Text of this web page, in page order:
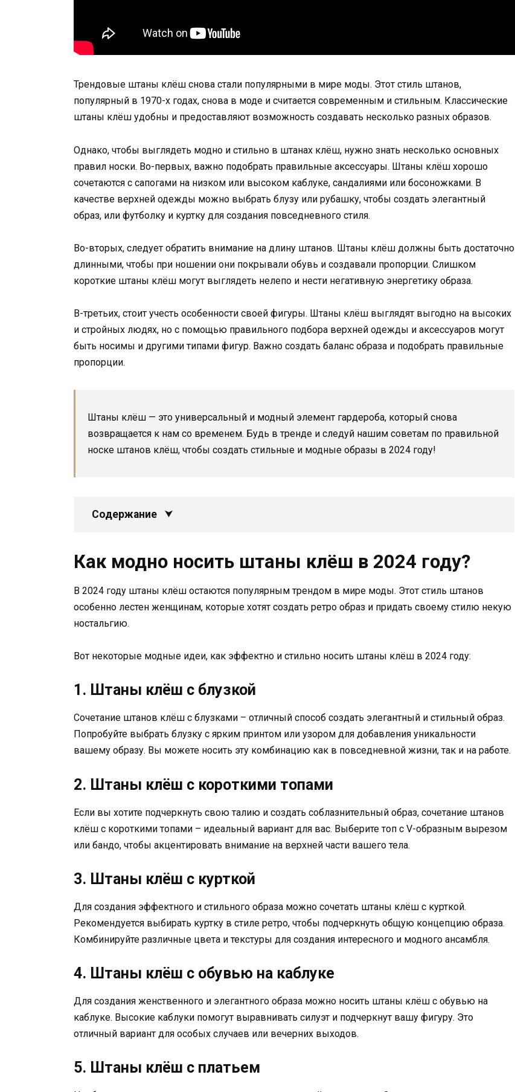
Трендовые штаны клёш снова стали популярными в мире моды. Этот стиль штанов,
популярный в 1970-х годах, снова в моде и считается современным и стильным. Классические
штаны клёш удобны и предоставляют возможность создавать несколько разных образов.
Однако, чтобы выглядеть модно и стильно в штанах клёш, нужно знать несколько основных
правил носки. Во-первых, важно подобрать правильные аксессуары. Штаны клёш хорошо
сочетаются с сапогами на низком или высоком каблуке, сандалиями или босоножками. В
качестве верхней одежды можно выбрать блузу или рубашку, чтобы создать элегантный
образ, или футболку и куртку для создания повседневного стиля.
Во-вторых, следует обратить внимание на длину штанов. Штаны клёш должны быть достаточно
длинными, чтобы при ношении они покрывали обувь и создавали пропорции. Слишком
короткие штаны клёш могут выглядеть нелепо и нести негативную энергетику образа.
В-третьих, стоит учесть особенности своей фигуры. Штаны клёш выглядят выгодно на высоких
и стройных людях, но с помощью правильного подбора верхней одежды и аксессуаров могут
быть носимы и другими типами фигур. Важно создать баланс образа и подобрать правильные
пропорции.
Штаны клёш — это универсальный и модный элемент гардероба, который снова
возвращается к нам со временем. Будь в тренде и следуй нашим советам по правильной
носке штанов клёш, чтобы создать стильные и модные образы в 2024 году!
Содержание
Как модно носить штаны клёш в 2024 году?
В 2024 году штаны клёш остаются популярным трендом в мире моды. Этот стиль штанов
особенно лестен женщинам, которые хотят создать ретро образ и придать своему стилю некую
ностальгию.
Вот некоторые модные идеи, как эффектно и стильно носить штаны клёш в 2024 году:
1. Штаны клёш с блузкой
Сочетание штанов клёш с блузками – отличный способ создать элегантный и стильный образ.
Попробуйте выбрать блузку с ярким принтом или узором для добавления уникальности
вашему образу. Вы можете носить эту комбинацию как в повседневной жизни, так и на работе.
2. Штаны клёш с короткими топами
Если вы хотите подчеркнуть свою талию и создать соблазнительный образ, сочетание штанов
клёш с короткими топами – идеальный вариант для вас. Выберите топ с V-образным вырезом
или бандо, чтобы акцентировать внимание на верхней части вашего тела.
3. Штаны клёш с курткой
Для создания эффектного и стильного образа можно сочетать штаны клёш с курткой.
Рекомендуется выбирать куртку в стиле ретро, чтобы подчеркнуть общую концепцию образа.
Комбинируйте различные цвета и текстуры для создания интересного и модного ансамбля.
4. Штаны клёш с обувью на каблуке
Для создания женственного и элегантного образа можно носить штаны клёш с обувью на
каблуке. Высокие каблуки помогут выравнивать силуэт и подчеркнут вашу фигуру. Это
отличный вариант для особых случаев или вечерних выходов.
5. Штаны клёш с платьем